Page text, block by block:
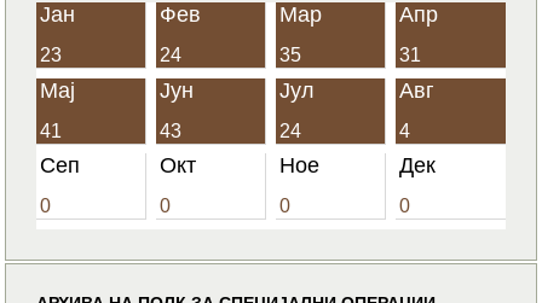
Јан
23
Фев
24
Мар
35
Апр
31
Мај
41
Јун
43
Јул
24
Авг
4
Сеп
0
Окт
0
Ное
0
Дек
0